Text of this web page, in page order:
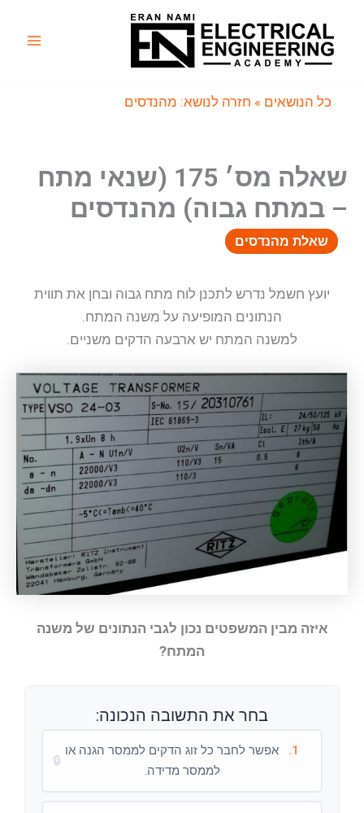
כל הנושאים » חזרה לנושא: מהנדסים
שאלה מס׳ 175 (שנאי מתח
– במתח גבוה) מהנדסים
שאלת מהנדסים
יועץ חשמל נדרש לתכנן לוח מתח גבוה ובחן את תווית
הנתונים המופיעה על משנה המתח.
למשנה המתח יש ארבעה הדקים משניים.
איזה מבין המשפטים נכון לגבי הנתונים של משנה
המתח?
בחר את התשובה הנכונה:
1.
אפשר לחבר כל זוג הדקים לממסר הגנה או
לממסר מדידה.
🔒